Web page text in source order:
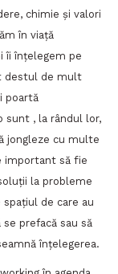
chimie și valori
în viață
îi înțelegem pe
destul de mult
poartă
sunt , la rândul lor,
jongleze cu multe
important să fie
la probleme
de care au
prefacă sau să
înțelegerea.